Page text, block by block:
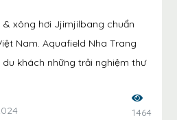
xông hơi Jjimjilbang chuẩn
Nam. Aquafield Nha Trang
khách những trải nghiệm thư
1464